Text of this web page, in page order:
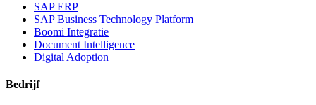
SAP ERP
SAP Business Technology Platform
Boomi Integratie
Document Intelligence
Digital Adoption
Bedrijf